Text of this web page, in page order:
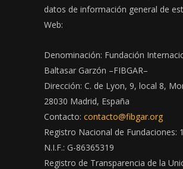
datos de información general de
Web:
Denominación: Fundación
Baltasar Garzón –FIBGAR–
Dirección: C. de Lyon, 9, local 8,
28030 Madrid, España
Contacto: contacto@fibgar.org
Registro Nacional de Fundaciones:
N.I.F.: G-86365319
Registro de Transparencia de la